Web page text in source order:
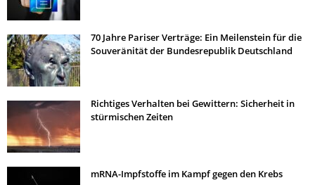
70 Jahre Pariser Verträge: Ein Meilenstein für die
Souveränität der Bundesrepublik Deutschland
Richtiges Verhalten bei Gewittern: Sicherheit in
stürmischen Zeiten
mRNA-Impfstoffe im Kampf gegen den Krebs